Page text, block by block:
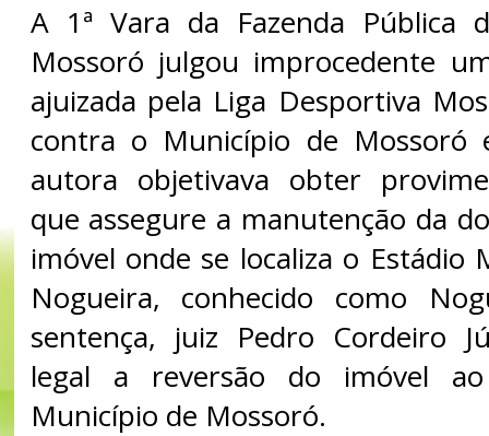
A 1ª Vara da Fazenda Pública
Mossoró julgou improcedente
ajuizada pela Liga Desportiva
contra o Município de
autora objetivava obter
que assegure a manutenção da
imóvel onde se localiza o Estádio
Nogueira, conhecido como
sentença, juiz Pedro Cordeiro
legal a reversão do imóvel
Município de Mossoró.